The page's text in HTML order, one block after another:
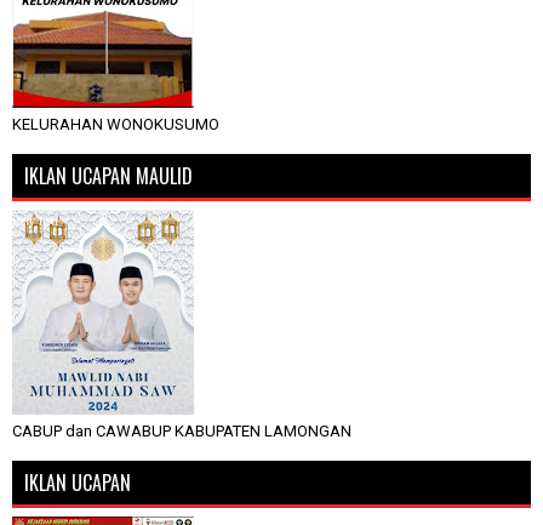
KELURAHAN WONOKUSUMO
IKLAN UCAPAN MAULID
CABUP dan CAWABUP KABUPATEN LAMONGAN
IKLAN UCAPAN